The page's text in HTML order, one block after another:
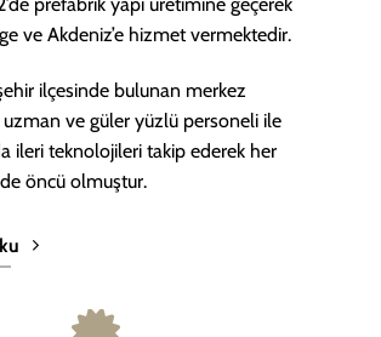
ve Akdeniz’e hizmet vermektedir.
ilçesinde bulunan merkez
uzman ve güler yüzlü personeli ile
ileri teknolojileri takip ederek her
öncü olmuştur.